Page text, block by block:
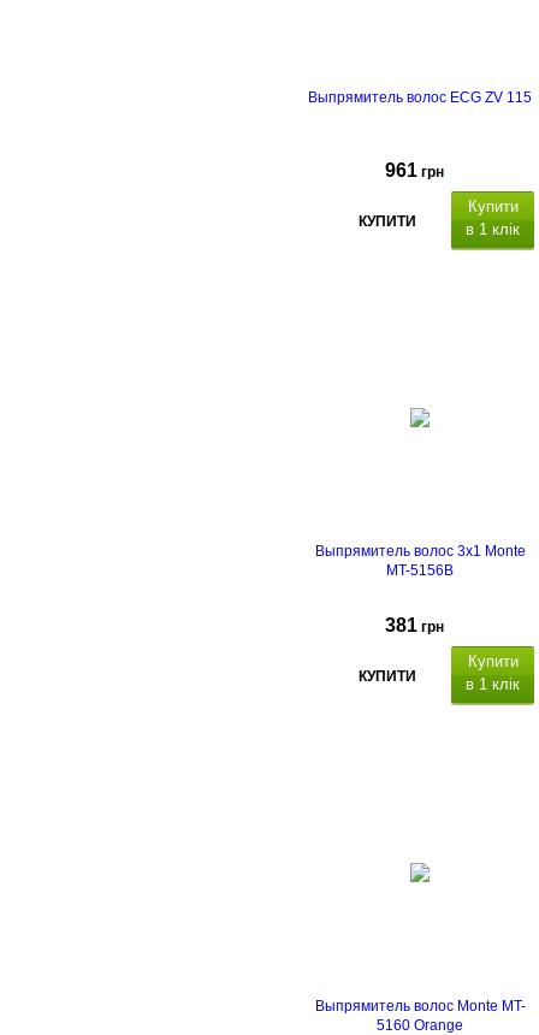
Выпрямитель волос ECG ZV 115
961 грн
КУПИТИ
Купити
в 1 клік
года
Выпрямитель волос 3х1 Monte
MT-5156B
381 грн
КУПИТИ
Купити
в 1 клік
Выпрямитель волос Monte MT-
5160 Orange